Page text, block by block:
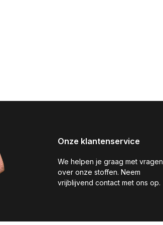
Onze klantenservice
We helpen je graag met vragen
over onze stoffen. Neem
vrijblijvend contact met ons op.